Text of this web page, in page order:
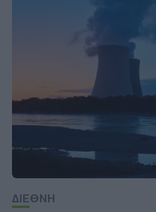
ΔΙΕΘΝΗ